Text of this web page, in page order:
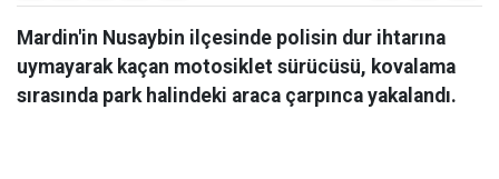
Mardin'in Nusaybin ilçesinde polisin dur ihtarına
uymayarak kaçan motosiklet sürücüsü, kovalama
sırasında park halindeki araca çarpınca yakalandı.